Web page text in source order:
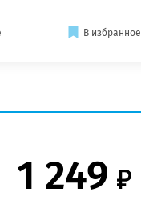
В избранное
1 249